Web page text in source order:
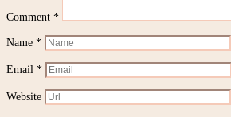
Comment *
Name *
Email *
Website